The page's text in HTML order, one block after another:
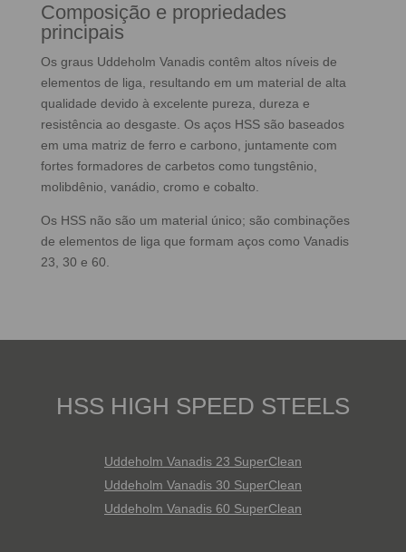
Composição e propriedades
principais
Os graus Uddeholm Vanadis contêm altos níveis de
elementos de liga, resultando em um material de alta
qualidade devido à excelente pureza, dureza e
resistência ao desgaste. Os aços HSS são baseados
em uma matriz de ferro e carbono, juntamente com
fortes formadores de carbetos como tungstênio,
molibdênio, vanádio, cromo e cobalto.
Os HSS não são um material único; são combinações
de elementos de liga que formam aços como Vanadis
23, 30 e 60.
HSS HIGH SPEED STEELS
Uddeholm Vanadis 23 SuperClean
Uddeholm Vanadis 30 SuperClean
Uddeholm Vanadis 60 SuperClean